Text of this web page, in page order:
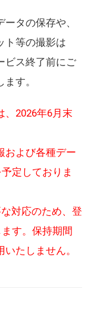
タの保存や、
ト等の撮影は
ビス終了前にご
す。
、2026年6月末
および各種デー
定しておりま
対応のため、登
す。保持期間
たしません。